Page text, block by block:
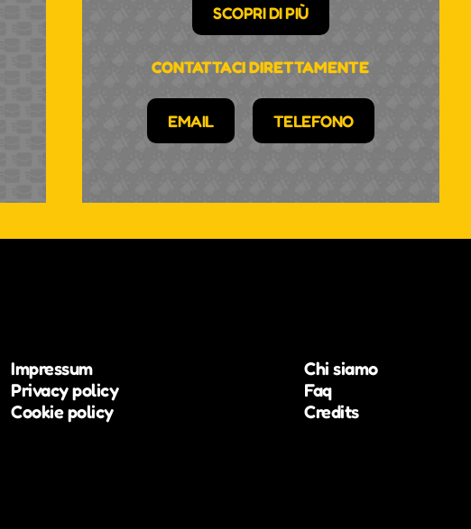
SCOPRI DI PIÙ
CONTATTACI DIRETTAMENTE
EMAIL TELEFONO
Impressum
Privacy policy
Cookie policy
Chi siamo
Faq
Credits